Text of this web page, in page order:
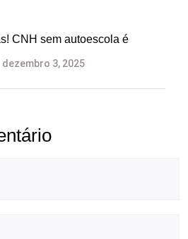
CNH sem autoescola é
dezembro 3, 2025